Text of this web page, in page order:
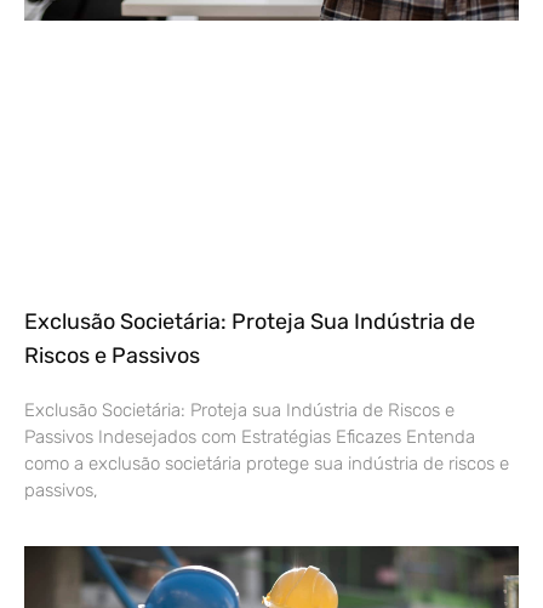
Exclusão Societária: Proteja Sua Indústria de
Riscos e Passivos
Exclusão Societária: Proteja sua Indústria de Riscos e
Passivos Indesejados com Estratégias Eficazes Entenda
como a exclusão societária protege sua indústria de riscos e
passivos,